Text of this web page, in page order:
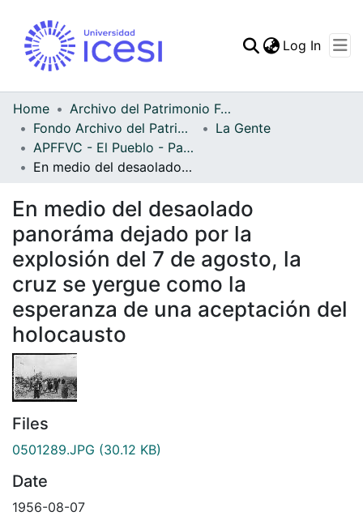
Statistics
Log In
Home
Archivo del Patrimonio Fotográfico y Fílmico del Valle del Cauca
Fondo Archivo del Patrimonio Fotográfico y Fílmico del Valle del Cauca
La Gente
APFFVC - El Pueblo - Patrimonial
En medio del desaolado panoráma dejado por la explosión del 7 de agosto, la cruz se yergue como la esperanza de una aceptación del holocausto
En medio del desaolado
panoráma dejado por la
explosión del 7 de agosto, la
cruz se yergue como la
esperanza de una aceptación del
holocausto
Files
0501289.JPG (30.12 KB)
Date
1956-08-07